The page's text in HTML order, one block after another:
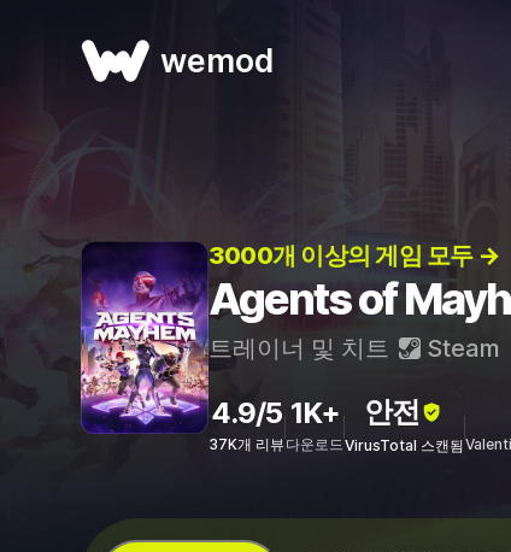
wemod
3000개 이상의 게임 모두 →
Agents of
트레이너 및 치트 Steam
4.9/5
37K개 리뷰
1K+
다운로드
안전
VirusTotal 스캔됨